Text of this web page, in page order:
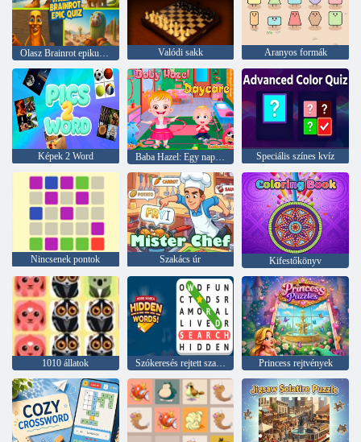
Olasz Brainrot epikus kvíz Valódi sakk Aranyos formák
Képek 2 Word Baba Hazel: Egy nap az óvodában Speciális színes kvíz
Nincsenek pontok Szakács úr Kifestőkönyv
1010 állatok Szókeresés rejtett szavak Princess rejtvények